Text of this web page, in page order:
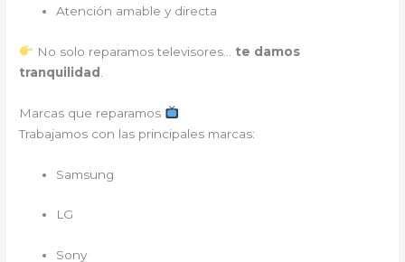
Atención amable y directa
No solo reparamos televisores… te damos
tranquilidad
Marcas que reparamos
Trabajamos con las principales marcas:
Samsung
LG
Sony